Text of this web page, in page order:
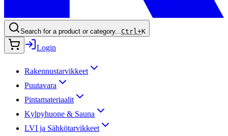
Search for a product or category...Ctrl+K
Login
Rakennustarvikkeet
Puutavara
Pintamateriaalit
Kylpyhuone & Sauna
LVI ja Sähkötarvikkeet